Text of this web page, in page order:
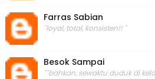
Farras Sabian
"loyal, total, konsisten!! "
Besok Sampai
""bahkan, sewaktu duduk di